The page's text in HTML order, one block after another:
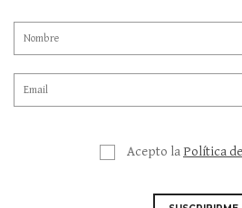
Acepto la Política